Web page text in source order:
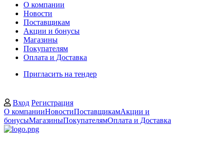
О компании
Новости
Поставщикам
Акции и бонусы
Магазины
Покупателям
Оплата и Доставка
Пригласить на тендер
Вход Регистрация
О компанииНовостиПоставщикамАкции и
бонусыМагазиныПокупателямОплата и Доставка